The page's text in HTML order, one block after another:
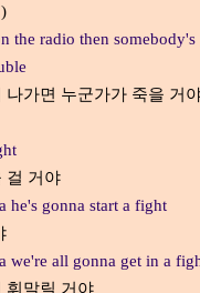
the radio then somebody's
나가면 누군가가 죽을 거
걸 거야
he's gonna start a fight
we're all gonna get in a
휘말릴 거야